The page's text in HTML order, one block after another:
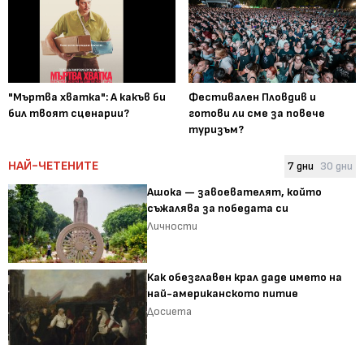
"Мъртва хватка": А какъв би
бил твоят сценарии?
Фестивален Пловдив и
готови ли сме за повече
туризъм?
НАЙ-ЧЕТЕНИТЕ 7 дни 30 дни
Ашока — завоевателят, който
съжалява за победата си
Личности
Как обезглавен крал даде името на
най-американското питие
Досиета